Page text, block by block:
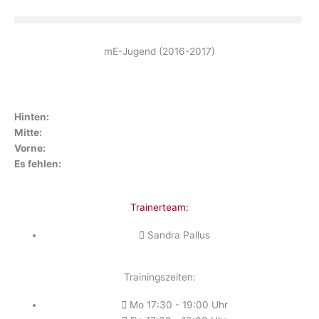
mE-Jugend (2016-2017)
Hinten:
Mitte:
Vorne:
Es fehlen:
Trainerteam:
Sandra Pallus
Trainingszeiten:
Mo 17:30 - 19:00 Uhr